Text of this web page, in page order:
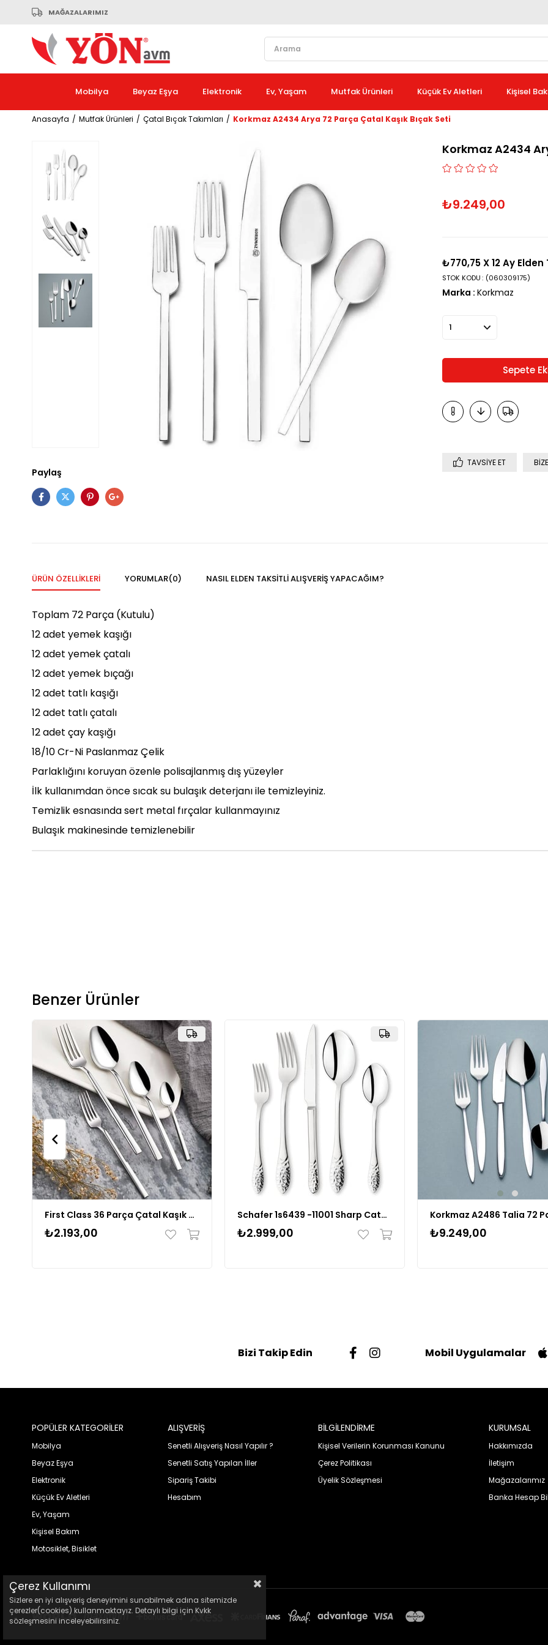
MAĞAZALARIMIZ
Mobilya Beyaz Eşya Elektronik Ev, Yaşam Mutfak Ürünleri Küçük Ev Aletleri Kişisel
Anasayfa Mutfak Ürünleri Çatal Bıçak Takımları Korkmaz A2434 Arya 72 Parça Çatal Kaşık Bıçak Seti
Paylaş
Korkmaz A2434
₺9.249,00
₺770,75X 12 Ay
(060309175)
STOK KODU
Marka : Korkmaz
TAVSIYE ET
ÜRÜN ÖZELLIKLERI YORUMLAR(0) NASIL ELDEN TAKSİTLİ ALIŞVERİŞ YAPACAĞIM?
Toplam 72 Parça (Kutulu)
12 adet yemek kaşığı
12 adet yemek çatalı
12 adet yemek bıçağı
12 adet tatlı kaşığı
12 adet tatlı çatalı
12 adet çay kaşığı
18/10 Cr-Ni Paslanmaz Çelik
Parlaklığını koruyan özenle polisajlanmış dış yüzeyler
İlk kullanımdan önce sıcak su bulaşık deterjanı ile temizleyiniz.
Temizlik esnasında sert metal fırçalar kullanmayınız
Bulaşık makinesinde temizlenebilir
Benzer Ürünler
First Class 36 Parça Çatal Kaşık Bıçak Takımı
₺2.193,00
Schafer 1s6439 -11001 Sharp Catal Kaşık Bıçak Takımı 72 Parça
₺2.999,00 ₺9.249,00
Bizi Takip Edin Mobil Uygulamalar
POPÜLER KATEGORİLER
Mobilya
Beyaz Eşya
Elektronik
Küçük Ev Aletleri
Ev, Yaşam
Kişisel Bakım
Motosiklet, Bisiklet
ALIŞVERİŞ
Senetli Alışveriş Nasıl Yapılır ?
Senetli Satış Yapılan İller
Sipariş Takibi
Hesabım
BİLGİLENDİRME
Kişisel Verilerin Korunması Kanunu
Çerez Politikası
Üyelik Sözleşmesi
KURUMSAL
Hakkımızda
İletişim
Mağazalarımız
Banka Hesap
Çerez Kullanımı
Sizlere en iyi alışveriş deneyimini sunabilmek adına sitemizde
çerezler(cookies) kullanmaktayız. Detaylı bilgi için Kvkk
sözleşmesini inceleyebilirsiniz.